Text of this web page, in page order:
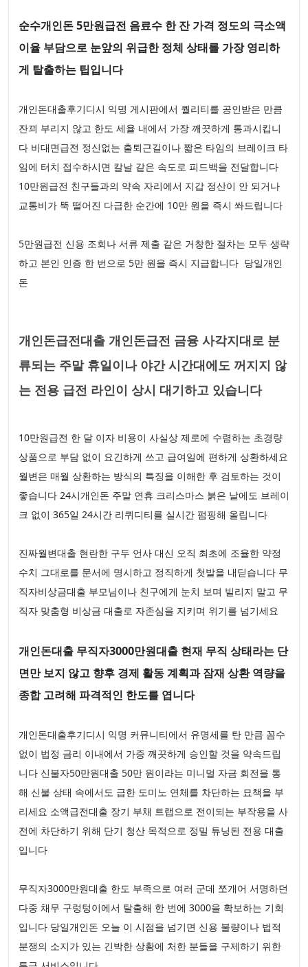
순수개인돈 5만원급전 음료수 한 잔 가격 정도의 극소액
이율 부담으로 눈앞의 위급한 정체 상태를 가장 영리하
게 탈출하는 팁입니다
개인돈대출후기디시 익명 게시판에서 퀄리티를 공인받은 만큼
잔꾀 부리지 않고 한도 세율 내에서 가장 깨끗하게 통과시킵니
다 비대면급전 정신없는 출퇴근길이나 짧은 타임의 브레이크 타
임에 터치 접수하시면 칼날 같은 속도로 피드백을 전달합니다
10만원급전 친구들과의 약속 자리에서 지갑 정산이 안 되거나
교통비가 뚝 떨어진 다급한 순간에 10만 원을 즉시 쏴드립니다
5만원급전 신용 조회나 서류 제출 같은 거창한 절차는 모두 생략
하고 본인 인증 한 번으로 5만 원을 즉시 지급합니다 당일개인
돈
개인돈급전대출 개인돈급전 금융 사각지대로 분
류되는 주말 휴일이나 야간 시간대에도 꺼지지 않
는 전용 급전 라인이 상시 대기하고 있습니다
10만원급전 한 달 이자 비용이 사실상 제로에 수렴하는 초경량
상품으로 부담 없이 요긴하게 쓰고 급여일에 편하게 상환하세요
월변은 매월 상환하는 방식의 특징을 이해한 후 검토하는 것이
좋습니다 24시개인돈 주말 연휴 크리스마스 붉은 날에도 브레이
크 없이 365일 24시간 리퀴디티를 실시간 펌핑해 올립니다
진짜월변대출 현란한 구두 언사 대신 오직 최초에 조율한 약정
수치 그대로를 문서에 명시하고 정직하게 첫발을 내딛습니다 무
직자비상금대출 부모님이나 친구에게 눈치 보며 빌리지 말고 무
직자 맞춤형 비상금 대출로 자존심을 지키며 위기를 넘기세요
개인돈대출 무직자3000만원대출 현재 무직 상태라는 단
면만 보지 않고 향후 경제 활동 계획과 잠재 상환 역량을
종합 고려해 파격적인 한도를 엽니다
개인돈대출후기디시 익명 커뮤니티에서 유명세를 탄 만큼 꼼수
없이 법정 금리 이내에서 가증 깨끗하게 승인할 것을 약속드립
니다 신불자50만원대출 50만 원이라는 미니멀 자금 회전을 통
해 신불 상태 속에서도 급한 도미노 연체를 차단하는 묘책을 부
리세요 소액급전대출 장기 부채 트랩으로 전이되는 부작용을 사
전에 차단하기 위해 단기 청산 목적으로 정밀 튜닝된 전용 대출
입니다
무직자3000만원대출 한도 부족으로 여러 군데 쪼개어 서명하던
다중 채무 구렁텅이에서 탈출해 한 번에 3000을 확보하는 기회
입니다 당일개인돈 오늘 이 시점을 넘기면 신용 불량이나 법적
분쟁의 소지가 있는 긴박한 상황에 처한 분들을 구제하기 위한